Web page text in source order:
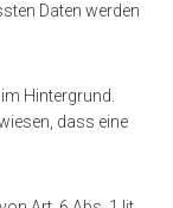
Daten werden
Hintergrund.
dass eine